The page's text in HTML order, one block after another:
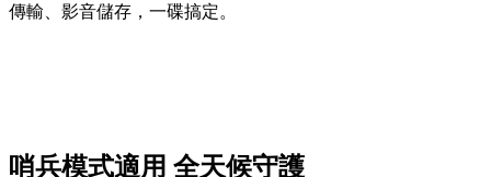
傳輸、影音儲存，一碟搞定。
哨兵模式適用 全天候守護